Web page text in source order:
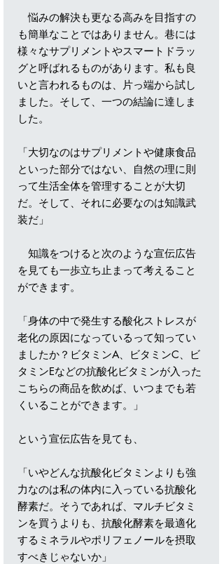
悩みの解決も更なる高みを目指すの
も簡単なことではありません。巷には
様々なサプリメントやスマートドラッ
グと呼ばれるものがあります。私も良
いと言われるものは、片っ端から試し
ました。そして、一つの結論に達しま
した。
「大切なのはサプリメントや健康食品
といった部分ではない、自然の理に則
って生活全体を管理することが大切
だ。そして、それに必要なのは知識武
装だ」
知識をつけると次のような宣伝広告
を見ても一歩立ち止まって考えること
ができます。
「身体の中で発生する酸化ストレスが
老化の原因になっているって知ってい
ましたか？ビタミンA、ビタミンC、ビ
タミンEなどの抗酸化ビタミンが入った
こちらの商品を飲めば、いつまでも若
くいることができます。」
という宣伝広告を見ても、
「いやどんな抗酸化ビタミンよりも強
力なのは私の体内に入っている抗酸化
酵素だ。そうであれば、マルチビタミ
ンを買うよりも、抗酸化酵素を最適化
するミネラルやポリフェノールを摂取
すべきじゃないか」